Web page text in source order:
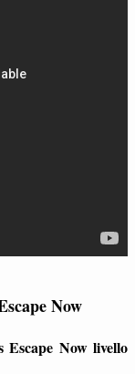
Now
Escape Now livello